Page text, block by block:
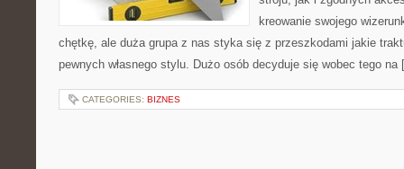
kreowanie swojego
chętkę, ale duża grupa z nas styka się z przeszkodami jakie
pewnych własnego stylu. Dużo osób decyduje się wobec tego
CATEGORIES: BIZNES